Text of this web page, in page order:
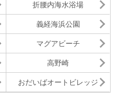
折腰内海水浴場
義経海浜公園
マグアビーチ
高野崎
おだいばオートビレッジ